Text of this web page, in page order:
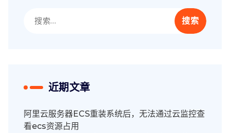
索：
近期文章
阿里云服务器ECS重装系统后，无法通过云监控查
看ecs资源占用